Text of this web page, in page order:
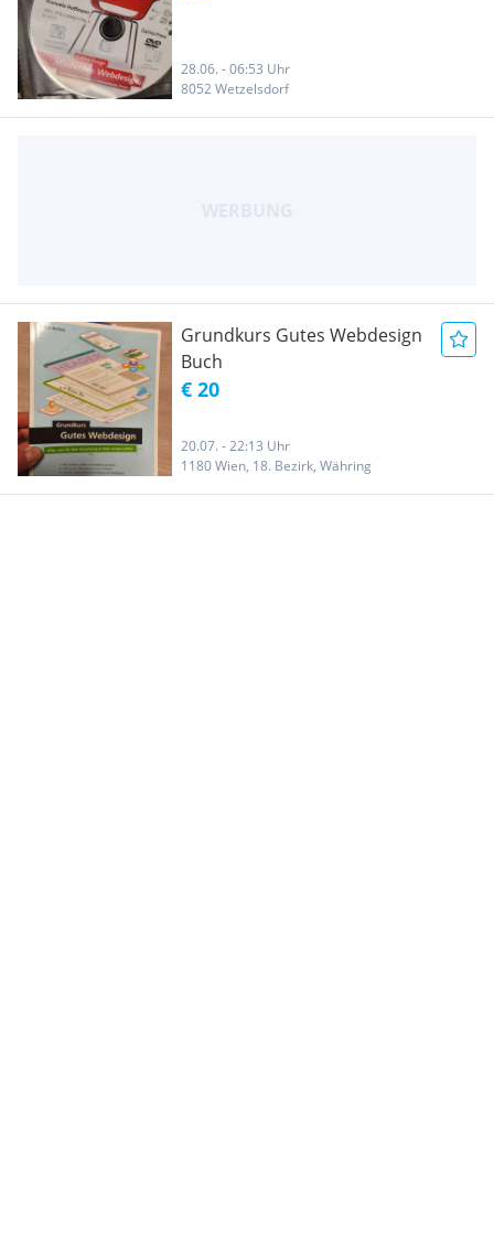
28.06. - 06:53 Uhr
8052 Wetzelsdorf
Grundkurs Gutes Webdesign
Buch
€ 20
20.07. - 22:13 Uhr
1180 Wien, 18. Bezirk, Währing